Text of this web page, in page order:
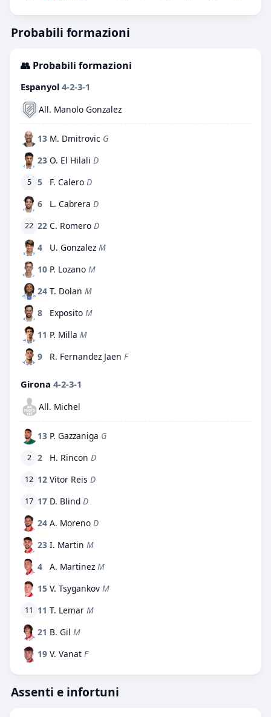
Probabili formazioni
👥 Probabili formazioni
Espanyol 4-2-3-1
All. Manolo Gonzalez
13 M. Dmitrovic G
23 O. El Hilali D
5 5 F. Calero D
6
L. Cabrera D
22 22 C. Romero D
4
U. Gonzalez M
10 P. Lozano M
24 T. Dolan M
8
Exposito M
11 P. Milla M
9
R. Fernandez Jaen F
Girona 4-2-3-1
All. Michel
13 P. Gazzaniga G
2 2 H. Rincon D
12 12 Vitor Reis D
17 17 D. Blind D
24 A. Moreno D
23 I. Martin M
4
A. Martinez M
15 V. Tsygankov M
11 11 T. Lemar M
21 B. Gil M
19 V. Vanat F
Assenti e infortuni